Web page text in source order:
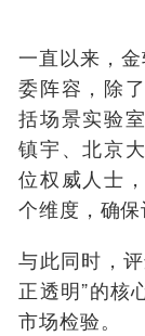
一直以来，
委阵容，除
括场景实验
镇宇、北京
位权威人士
个维度，确保
与此同时，
正透明”的核
市场检验。